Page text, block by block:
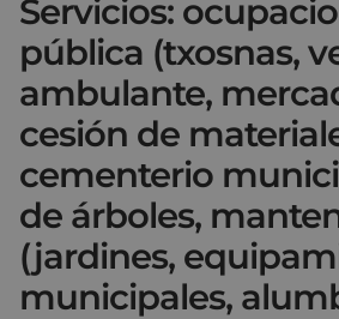
Servicios:
pública (txosnas,
ambulante,
cesión de
cementerio
de árboles,
(jardines,
municipales,